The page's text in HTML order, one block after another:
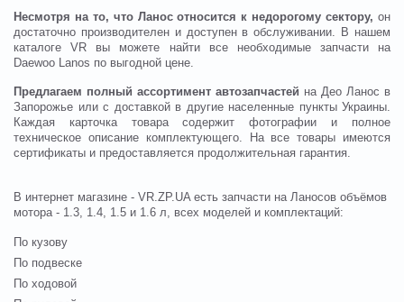
Несмотря на то, что Ланос относится к недорогому сектору, он
достаточно производителен и доступен в обслуживании. В нашем
каталоге VR вы можете найти все необходимые запчасти на
Daewoo Lanos по выгодной цене.
Предлагаем полный ассортимент автозапчастей на Део Ланос в
Запорожье или с доставкой в другие населенные пункты Украины.
Каждая карточка товара содержит фотографии и полное
техническое описание комплектующего. На все товары имеются
сертификаты и предоставляется продолжительная гарантия.
В интернет магазине - VR.ZP.UA есть запчасти на Ланосов объёмов
мотора - 1.3, 1.4, 1.5 и 1.6 л, всех моделей и комплектаций:
По кузову
По подвеске
По ходовой